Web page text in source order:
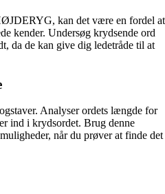
kan det være en fordel at
kender. Undersøg krydsende ord
da de kan give dig ledetråde til at
Analyser ordets længde for
ind i krydsordet. Brug denne
når du prøver at finde det